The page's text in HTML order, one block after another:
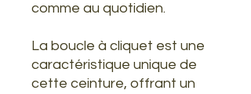
comme au quotidien.
La boucle à cliquet est une
caractéristique unique de
cette ceinture, offrant un